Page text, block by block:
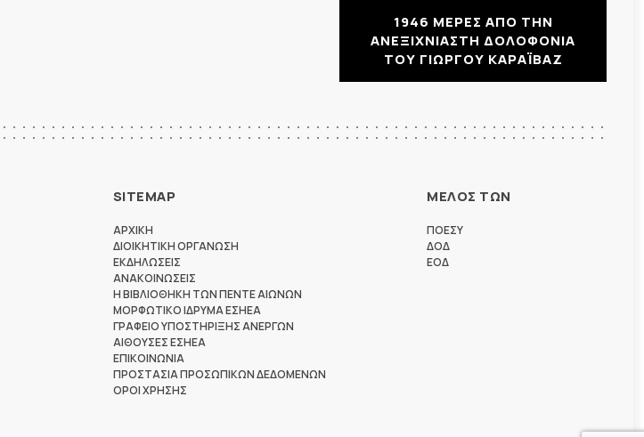
1946 ΜΕΡΕΣ ΑΠΟ ΤΗΝ
ΑΝΕΞΙΧΝΙΑΣΤΗ ΔΟΛΟΦΟΝΙΑ
ΤΟΥ ΓΙΩΡΓΟΥ ΚΑΡΑΪΒΑΖ
SITEMAP
ΑΡΧΙΚΗ
ΔΙΟΙΚΗΤΙΚΗ ΟΡΓΑΝΩΣΗ
ΕΚΔΗΛΩΣΕΙΣ
ΑΝΑΚΟΙΝΩΣΕΙΣ
Η ΒΙΒΛΙΟΘΗΚΗ ΤΩΝ ΠΕΝΤΕ ΑΙΩΝΩΝ
ΜΟΡΦΩΤΙΚΟ ΙΔΡΥΜΑ ΕΣΗΕΑ
ΓΡΑΦΕΙΟ ΥΠΟΣΤΗΡΙΞΗΣ ΑΝΕΡΓΩΝ
ΑΙΘΟΥΣΕΣ ΕΣΗΕΑ
ΕΠΙΚΟΙΝΩΝΙΑ
ΠΡΟΣΤΑΣΙΑ ΠΡΟΣΩΠΙΚΩΝ ΔΕΔΟΜΕΝΩΝ
ΟΡΟΙ ΧΡΗΣΗΣ
ΜΕΛΟΣ ΤΩΝ
ΠΟΕΣΥ
ΔΟΔ
ΕΟΔ